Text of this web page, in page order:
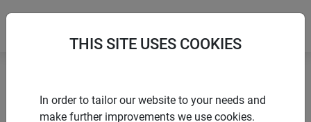
Accueil
Tuteurs pour fleurs et arbustes
Tuteur spécial plantes en pot
THIS SITE USES COOKIES
In order to tailor our website to your needs and
make further improvements we use cookies.